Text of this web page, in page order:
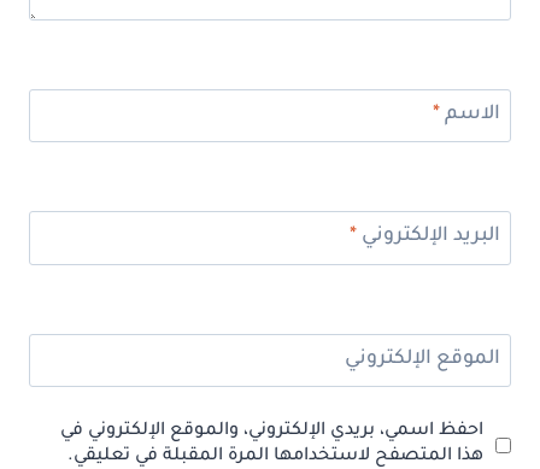
الاسم *
البريد الإلكتروني *
الموقع الإلكتروني
احفظ اسمي، بريدي الإلكتروني، والموقع الإلكتروني في
هذا المتصفح لاستخدامها المرة المقبلة في تعليقي.